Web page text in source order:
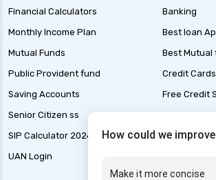
health insurance rajkot
health insurance renewal process
health insurance stocks india
health insurance surat
health insurance tax benefits 80d
health insurance thane
How could we
Make it more concise
Financial Calculators
Monthly Income Plan
Mutual Funds
Public Provident fund
Saving Accounts
Senior Citizen ss
SIP Calculator 2024
UAN Login
Banking
Best loan
Best Mutual
Credit Cards
Free Credit
Liability
Loan